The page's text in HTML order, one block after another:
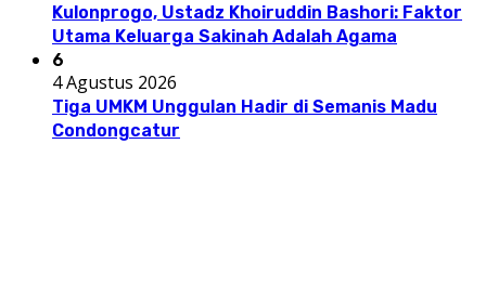
Kulonprogo, Ustadz Khoiruddin Bashori: Faktor
Utama Keluarga Sakinah Adalah Agama
6
4 Agustus 2026
Tiga UMKM Unggulan Hadir di Semanis Madu
Condongcatur